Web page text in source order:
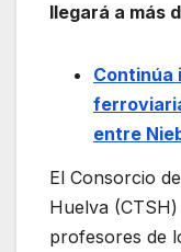
llegará a más
Continúa
entre
El Consorcio
Huelva
profesores de